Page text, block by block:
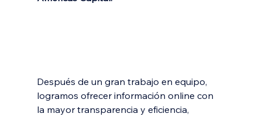
Después de un gran trabajo en equipo,
logramos ofrecer información online con
la mayor transparencia y eficiencia,